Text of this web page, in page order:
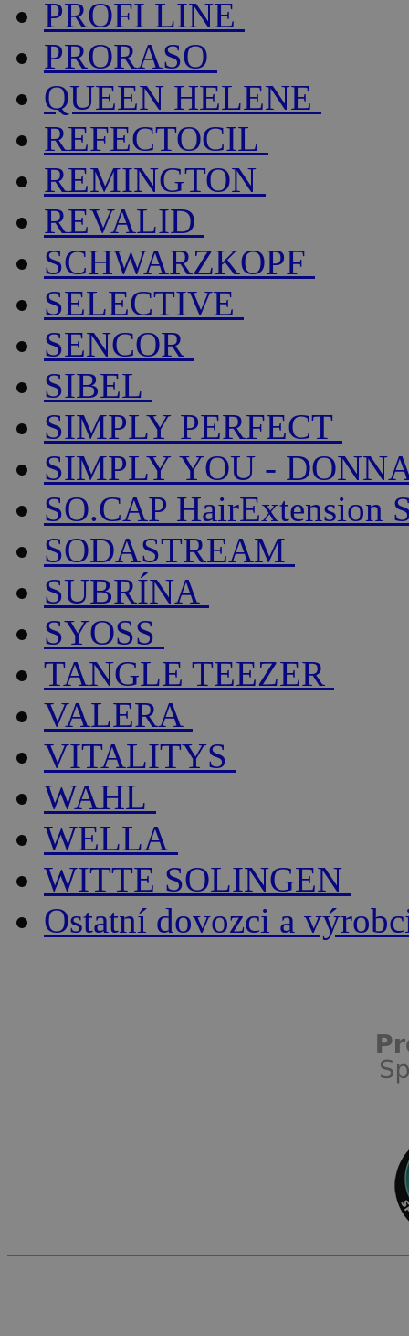
PROFI LINE
PRORASO
QUEEN HELENE
REFECTOCIL
REMINGTON
REVALID
SCHWARZKOPF
SELECTIVE
SENCOR
SIBEL
SIMPLY PERFECT
SIMPLY YOU -
SO.CAP HairExtension
SODASTREAM
SUBRÍNA
SYOSS
TANGLE TEEZER
VALERA
VITALITYS
WAHL
WELLA
WITTE SOLINGEN
Ostatní dovozci a